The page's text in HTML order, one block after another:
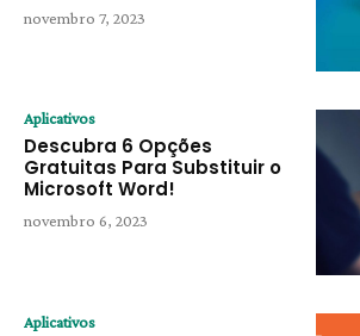
novembro 7, 2023
Aplicativos
Descubra 6 Opções
Gratuitas Para Substituir o
Microsoft Word!
novembro 6, 2023
Aplicativos